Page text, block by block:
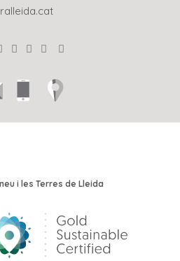
i les Terres de Lleida